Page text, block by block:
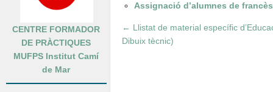
CENTRE FORMADOR
DE PRÀCTIQUES
MUFPS Institut Camí
de Mar
Assignació d’alumnes de
← Llistat de material específic
Dibuix tècnic)